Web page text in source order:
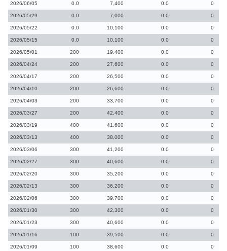
2026/06/05 0.0 7,400 0.0 0
2026/05/29 0.0 7,000 0.0 0
2026/05/22 0.0 10,100 0.0 0
2026/05/15 0.0 10,100 0.0 0
2026/05/01 200 19,400 0.0 0
2026/04/24 200 27,600 0.0 0
2026/04/17 200 26,500 0.0 0
2026/04/10 200 26,600 0.0 0
2026/04/03 200 33,700 0.0 0
2026/03/27 200 42,400 0.0 0
2026/03/19 400 41,600 0.0 0
2026/03/13 400 38,000 0.0 0
2026/03/06 300 41,200 0.0 0
2026/02/27 300 40,600 0.0 0
2026/02/20 300 35,200 0.0 0
2026/02/13 300 36,200 0.0 0
2026/02/06 300 39,700 0.0 0
2026/01/30 300 42,300 0.0 0
2026/01/23 300 40,600 0.0 0
2026/01/16 100 39,500 0.0 0
2026/01/09 100 38,600 0.0 0